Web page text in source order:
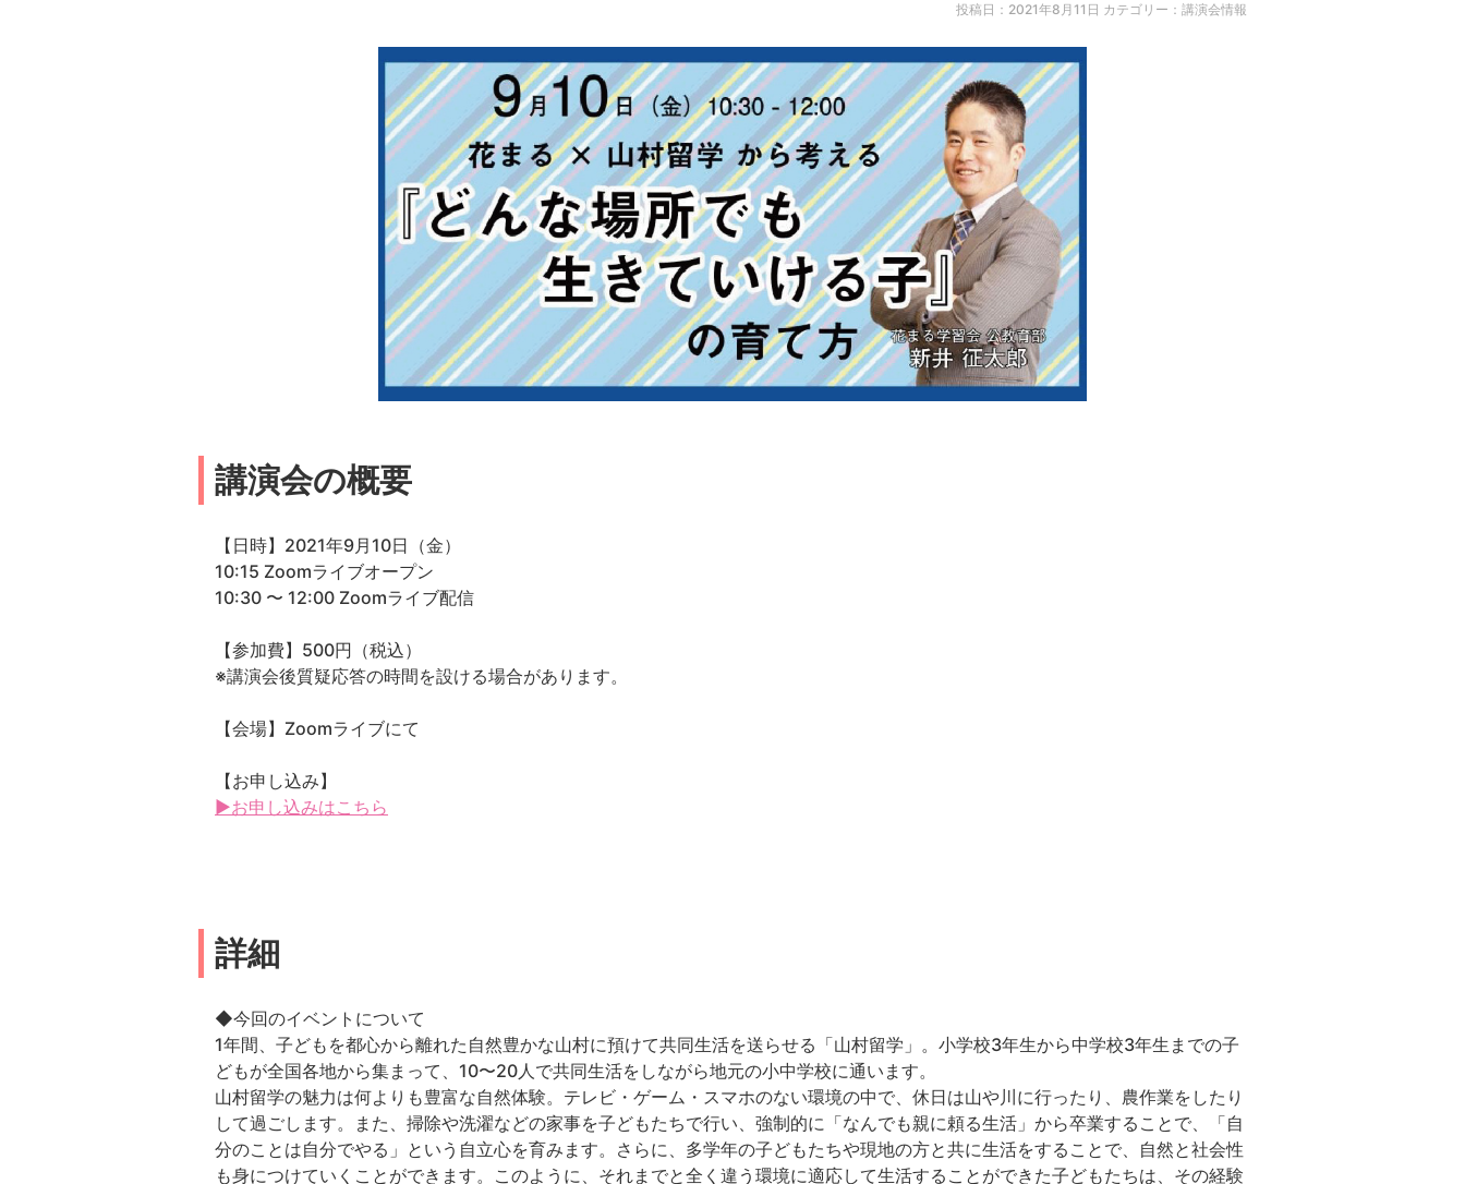
投稿日：2021年8月11日 カテゴリー：講演会情報
講演会の概要
【日時】2021年9月10日（金）
10:15 Zoomライブオープン
10:30 〜 12:00 Zoomライブ配信
【参加費】500円（税込）
※講演会後質疑応答の時間を設ける場合があります。
【会場】Zoomライブにて
【お申し込み】
▶お申し込みはこちら
詳細
◆今回のイベントについて
1年間、子どもを都心から離れた自然豊かな山村に預けて共同生活を送らせる「山村留学」。小学校3年生から中学校3年生までの子
どもが全国各地から集まって、10〜20人で共同生活をしながら地元の小中学校に通います。
山村留学の魅力は何よりも豊富な自然体験。テレビ・ゲーム・スマホのない環境の中で、休日は山や川に行ったり、農作業をしたり
して過ごします。また、掃除や洗濯などの家事を子どもたちで行い、強制的に「なんでも親に頼る生活」から卒業することで、「自
分のことは自分でやる」という自立心を育みます。️さらに、多学年の子どもたちや現地の方と共に生活をすることで、自然と社会性
も身につけていくことができます。このように、それまでと全く違う環境に適応して生活することができた子どもたちは、その経験